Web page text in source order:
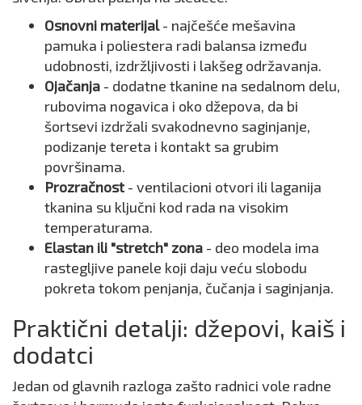
Osnovni materijal- najčešće mešavina
pamuka i poliestera radi balansa između
udobnosti, izdržljivosti i lakšeg održavanja.
Ojačanja - dodatne tkanine na sedalnom delu,
rubovima nogavica i oko džepova, da bi
šortsevi izdržali svakodnevno saginjanje,
podizanje tereta i kontakt sa grubim
površinama.
Prozračnost- ventilacioni otvori ili laganija
tkanina su ključni kod rada na visokim
temperaturama.
Elastan ili "stretch" zona - deo modela ima
rastegljive panele koji daju veću slobodu
pokreta tokom penjanja, čučanja i saginjanja.
Praktični detalji: džepovi, kaiš i
dodatci
Jedan od glavnih razloga zašto radnici vole radne